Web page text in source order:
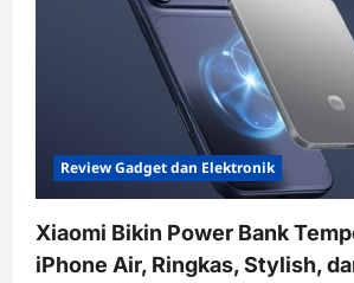
Review Gadget dan Elektronik
Xiaomi Bikin Power Bank
iPhone Air, Ringkas, Stylish,